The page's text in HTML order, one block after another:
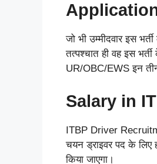
जो भी उम्मीदवार इस
तत्पश्चात ही वह इस
UR/OBC/EWS इन
Salary in
ITBP Driver
चयन ड्राइवर पद के
किया जाएगा।